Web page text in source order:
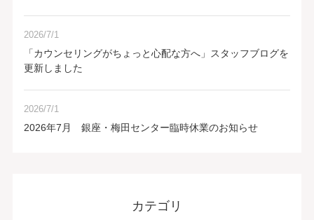
2026/7/1
「カウンセリングがちょっと心配な方へ」スタッフブログを
更新しました
2026/7/1
2026年7月 銀座・梅田センター臨時休業のお知らせ
カテゴリ